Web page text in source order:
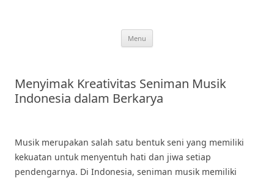
Menu
Menyimak Kreativitas Seniman Musik
Indonesia dalam Berkarya
Musik merupakan salah satu bentuk seni yang memiliki
kekuatan untuk menyentuh hati dan jiwa setiap
pendengarnya. Di Indonesia, seniman musik memiliki